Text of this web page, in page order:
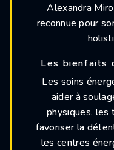
Alexandra
reconnue pour
Les bienfaits
Les soins
aider à
physiques, les
favoriser la
les centres